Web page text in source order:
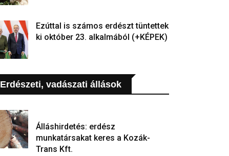
Ezúttal is számos erdészt tüntettek
ki október 23. alkalmából (+KÉPEK)
Erdészeti, vadászati állások
Álláshirdetés: erdész
munkatársakat keres a Kozák-
Trans Kft.